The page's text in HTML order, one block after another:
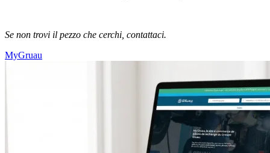
Se non trovi il pezzo che cerchi, contattaci.
MyGruau